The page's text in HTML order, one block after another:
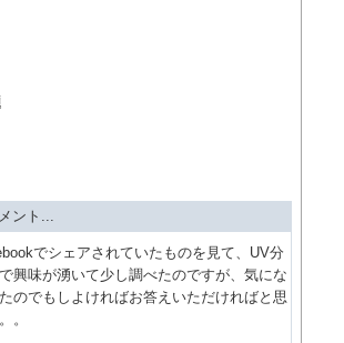
ント...
でシェアされていたものを見て、UV分
興味が湧いて少し調べたのですが、気にな
のでもしよければお答えいただければと思
。